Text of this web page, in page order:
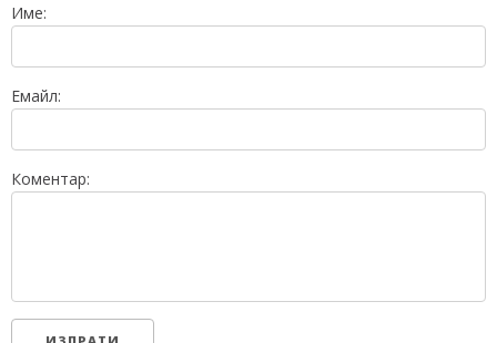
Име:
Емайл:
Коментар: